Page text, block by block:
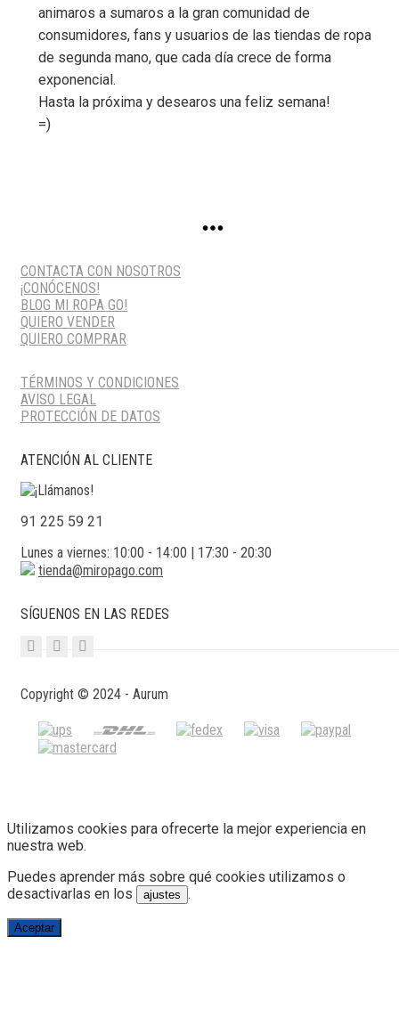
animaros a sumaros a la gran comunidad de
consumidores, fans y usuarios de las tiendas de ropa
de segunda mano, que cada día crece de forma
exponencial.
Hasta la próxima y desearos una feliz semana!
=)
CONTACTA CON NOSOTROS
¡CONÓCENOS!
BLOG MI ROPA GO!
QUIERO VENDER
QUIERO COMPRAR
TÉRMINOS Y CONDICIONES
AVISO LEGAL
PROTECCIÓN DE DATOS
ATENCIÓN AL CLIENTE
91 225 59 21
Lunes a viernes: 10:00 - 14:00 | 17:30 - 20:30
tienda@miropago.com
SÍGUENOS EN LAS REDES
Copyright © 2024 - Aurum
Utilizamos cookies para ofrecerte la mejor experiencia en
nuestra web.
Puedes aprender más sobre qué cookies utilizamos o
desactivarlas en los
ajustes .
Aceptar